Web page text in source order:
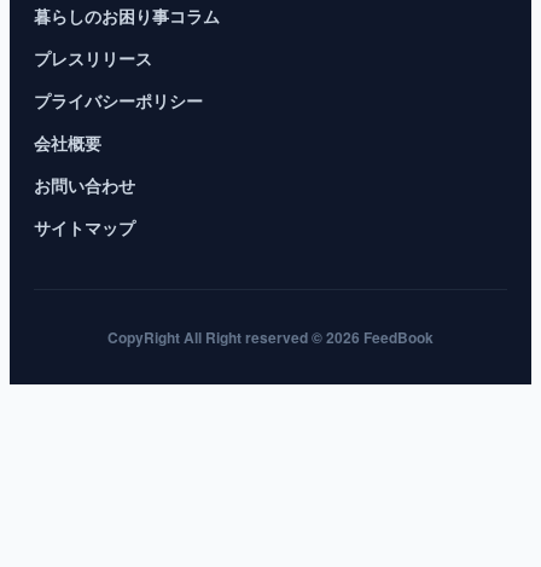
暮らしのお困り事コラム
プレスリリース
プライバシーポリシー
会社概要
お問い合わせ
サイトマップ
CopyRight All Right reserved © 2026 FeedBook